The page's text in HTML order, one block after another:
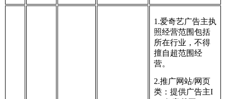
1.爱奇艺广告主执
照经营范围包括
所在行业，不得
擅自超范围经
营。
2.推广网站/网页
类：提供广告主I